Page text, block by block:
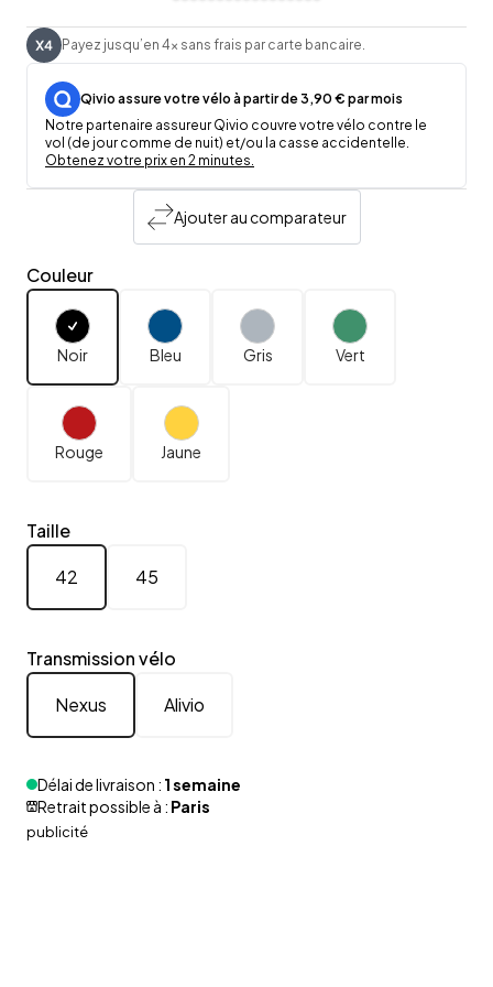
Payez jusqu’en 4x sans frais par carte bancaire.
Qivio assure votre vélo à partir de 3,90 € par mois
Notre partenaire assureur Qivio couvre votre vélo contre le
vol (de jour comme de nuit) et/ou la casse accidentelle.
Obtenez votre prix en 2 minutes.
Ajouter au comparateur
Couleur
Noir Bleu Gris Vert
Rouge Jaune
Taille
42
45
Transmission vélo
Nexus
Alivio
Délai de livraison : 1 semaine
Retrait possible à : Paris
publicité